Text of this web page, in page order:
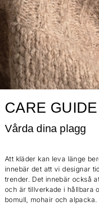
CARE GUIDE
Vårda dina plagg
Att kläder kan leva länge
innebär det att vi designar
trender. Det innebär också
och är tillverkade i hållbara
bomull, mohair och